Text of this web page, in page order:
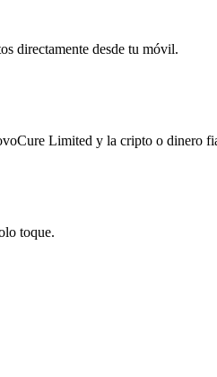
directamente desde tu móvil.
Limited y la cripto o dinero
toque.